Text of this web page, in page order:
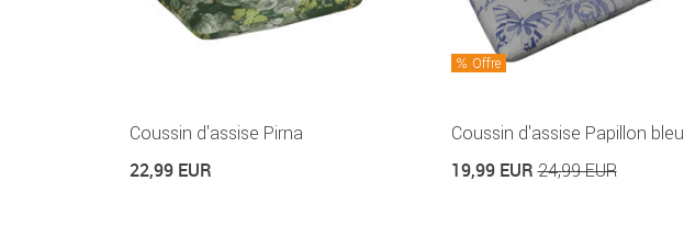
Coussin d'assise Pirna
22,99 EUR
Offre
Coussin d'assise Papillon bleu
19,99 EUR24,99 EUR